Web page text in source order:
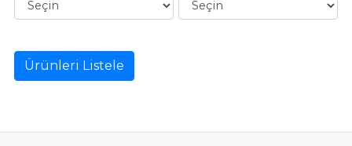
Ürünleri Listele